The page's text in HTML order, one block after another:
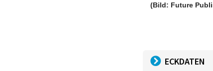
(Bild: Future
ECKDATEN